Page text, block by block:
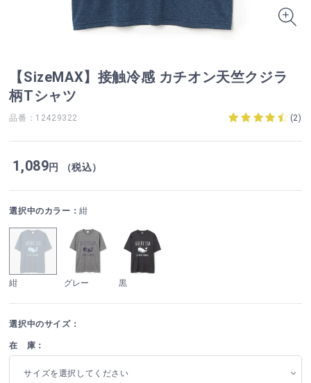
【SizeMAX】接触冷感 カチオン天竺クジラ
柄Tシャツ
品番：12429322 (2)
1,089円 （税込）
選択中のカラー：紺
紺 グレー 黒
選択中のサイズ：
在 庫：
サイズを選択してください